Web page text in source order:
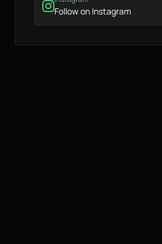
Follow on Instagram